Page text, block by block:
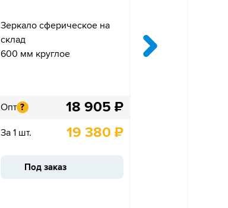
Зеркало сферическое на
склад
600 мм круглое
Опт ? 18 905 ₽
За 1 шт. 19 380 ₽
Под заказ